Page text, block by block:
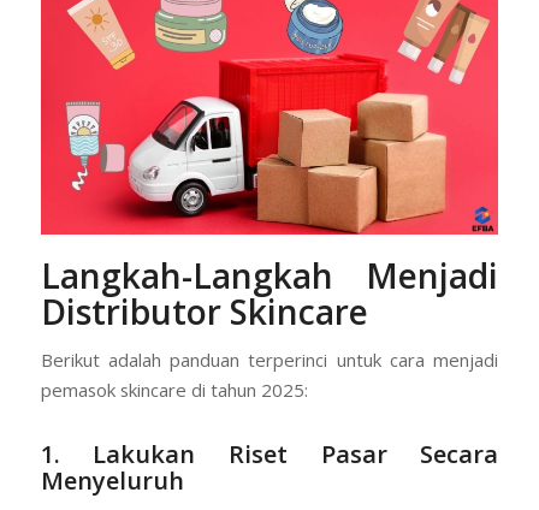
Langkah-Langkah Menjadi
Distributor Skincare
Berikut adalah panduan terperinci untuk cara menjadi
pemasok skincare di tahun 2025:
1. Lakukan Riset Pasar Secara
Menyeluruh